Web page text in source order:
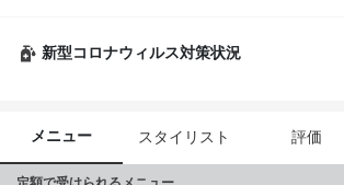
新型コロナウィルス対策状況
メニュー スタイリスト 評価